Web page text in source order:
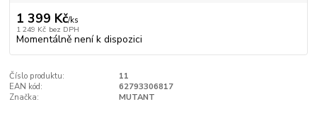
1 399 Kč/ks
1 249 Kč bez DPH
Momentálně není k dispozici
Číslo produktu:
11
EAN kód:
62793306817
Značka:
MUTANT